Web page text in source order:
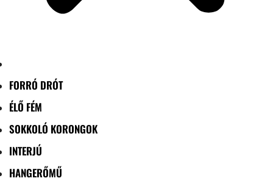
FORRÓ DRÓT
ÉLŐ FÉM
SOKKOLÓ KORONGOK
INTERJÚ
HANGERŐMŰ